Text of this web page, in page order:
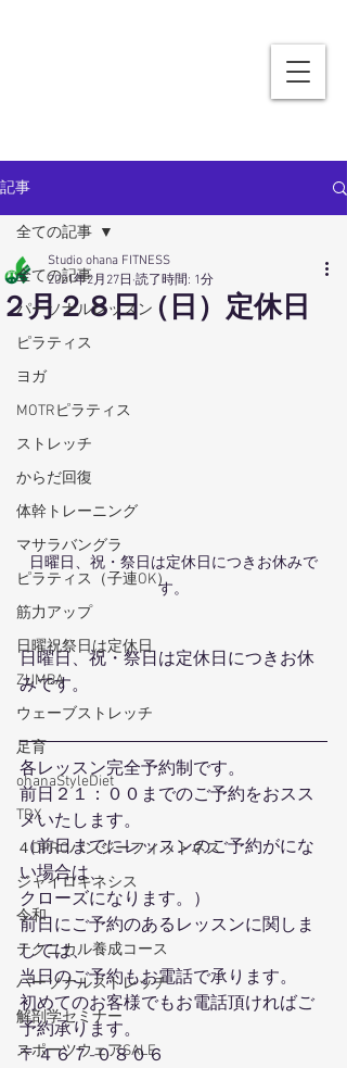
記事
全ての記事
パーソナルレッスン
ピラティス
ヨガ
MOTRピラティス
ストレッチ
からだ回復
体幹トレーニング
マサラバングラ
ピラティス（子連OK）
筋力アップ
日曜祝祭日は定休日
ZUMBA
ウェーブストレッチ
足育
ohanaStyleDiet
TRX
４DPROバンジーフィットネス
ジャイロキネシス
令和
テクニカル養成コース
パーソナルストレッチ
解剖学セミナー
スポーツウェアSALE
全ての記事
２月２８日（日）定休日
Studio ohana FITNESS
2021年2月27日 読了時間: 1分
日曜日、祝・祭日は定休日につきお休みで
す。
日曜日、祝・祭日は定休日につきお休
みです。
各レッスン完全予約制です。
前日２１：００までのご予約をおスス
メいたします。
（前日までにレッスンのご予約がにな
い場合は、
クローズになります。）
前日にご予約のあるレッスンに関しま
しては、
当日のご予約もお電話で承ります。
初めてのお客様でもお電話頂ければご
予約承ります。
〒４６７-０８０６